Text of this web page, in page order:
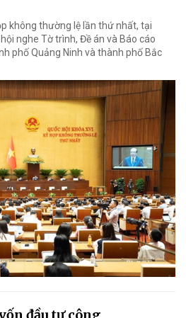
không thường lệ lần thứ nhất, tại
nghe Tờ trình, Đề án và Báo cáo
phố Quảng Ninh và thành phố Bắc